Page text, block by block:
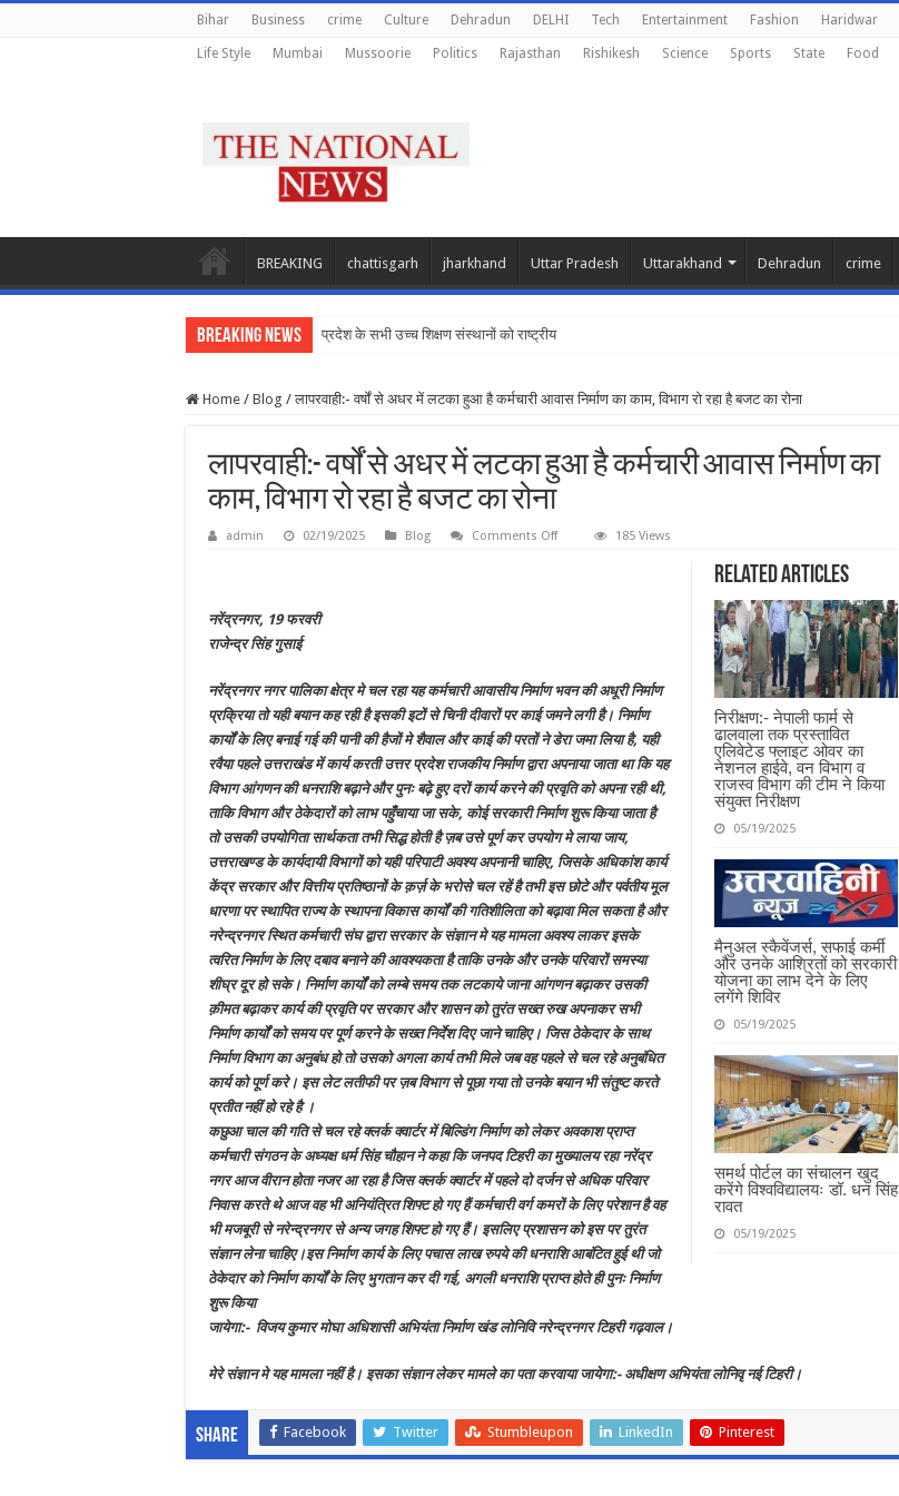
Bihar Business crime Culture Dehradun DELHI Tech Entertainment Fashion Haridwar
Life Style Mumbai Mussoorie Politics Rajasthan Rishikesh Science Sports State Food
BREAKING chattisgarh jharkhand Uttar Pradesh Uttarakhand Dehradun crime
Breaking News प्रदेश के सभी उच्च शिक्षण संस्थानों को राष्ट्रीय शिक्षा नीत
Home / Blog / लापरवाही:- वर्षों से अधर में लटका हुआ है कर्मचारी आवास निर्माण का काम, विभाग रो रहा है बजट का रोना
लापरवाही:- वर्षों से अधर में लटका हुआ है कर्मचारी आवास निर्माण का
काम, विभाग रो रहा है बजट का रोना
admin 02/19/2025 Blog Comments Offon
निर्माण
का
काम,
विभाग
रहा
है
बजट
का
185 Views
Related Articles
निरीक्षण:- नेपाली फार्म से
ढालवाला तक प्रस्तावित
एलिवेटेड फ्लाइट ओवर का
नेशनल हाईवे, वन विभाग व
राजस्व विभाग की टीम ने किया
संयुक्त निरीक्षण
05/19/2025
मैनुअल स्कैवेंजर्स, सफाई कर्मी
और उनके आश्रितों को सरकारी
योजना का लाभ देने के लिए
लगेंगे शिविर
05/19/2025
समर्थ पोर्टल का संचालन खुद
करेंगे विश्वविद्यालयः डॉ. धन सिंह
रावत
05/19/2025
नरेंद्रनगर, 19 फरवरी
राजेन्द्र सिंह गुसाई
नरेंद्रनगर नगर पालिका क्षेत्र मे चल रहा यह कर्मचारी आवासीय निर्माण भवन की अधूरी निर्माण
प्रक्रिया तो यही बयान कह रही है इसकी इटों से चिनी दीवारों पर काई जमने लगी है। निर्माण
कार्यों के लिए बनाई गई की पानी की हैजों मे शैवाल और काई की परतों ने डेरा जमा लिया है, यही
रवैया पहले उत्तराखंड में कार्य करती उत्तर प्रदेश राजकीय निर्माण द्वारा अपनाया जाता था कि यह
विभाग आंगणन की धनराशि बढ़ाने और पुनः बढ़े हुए दरों कार्य करने की प्रवृति को अपना रही थी,
ताकि विभाग और ठेकेदारों को लाभ पहुँचाया जा सके, कोई सरकारी निर्माण शुरू किया जाता है
तो उसकी उपयोगिता सार्थकता तभी सिद्ध होती है ज़ब उसे पूर्ण कर उपयोग मे लाया जाय,
उत्तराखण्ड के कार्यदायी विभागों को यही परिपाटी अवश्य अपनानी चाहिए, जिसके अधिकांश कार्य
केंद्र सरकार और वित्तीय प्रतिष्ठानों के क़र्ज़ के भरोसे चल रहें है तभी इस छोटे और पर्वतीय मूल
धारणा पर स्थापित राज्य के स्थापना विकास कार्यों की गतिशीलिता को बढ़ावा मिल सकता है और
नरेन्द्रनगर स्थित कर्मचारी संघ द्वारा सरकार के संज्ञान मे यह मामला अवश्य लाकर इसके
त्वरित निर्माण के लिए दबाव बनाने की आवश्यकता है ताकि उनके और उनके परिवारों समस्या
शीघ्र दूर हो सके। निर्माण कार्यों को लम्बे समय तक लटकाये जाना आंगणन बढ़ाकर उसकी
क़ीमत बढ़ाकर कार्य की प्रवृति पर सरकार और शासन को तुरंत सख्त रुख अपनाकर सभी
निर्माण कार्यों को समय पर पूर्ण करने के सख्त निर्देश दिए जाने चाहिए। जिस ठेकेदार के साथ
निर्माण विभाग का अनुबंध हो तो उसको अगला कार्य तभी मिले जब वह पहले से चल रहे अनुबंधित
कार्य को पूर्ण करे। इस लेट लतीफी पर ज़ब विभाग से पूछा गया तो उनके बयान भी संतुष्ट करते
प्रतीत नहीं हो रहे है ।
कछुआ चाल की गति से चल रहे क्लर्क क्वार्टर में बिल्डिंग निर्माण को लेकर अवकाश प्राप्त
कर्मचारी संगठन के अध्यक्ष धर्म सिंह चौहान ने कहा कि जनपद टिहरी का मुख्यालय रहा नरेंद्र
नगर आज वीरान होता नजर आ रहा है जिस क्लर्क क्वार्टर में पहले दो दर्जन से अधिक परिवार
निवास करते थे आज वह भी अनियंत्रित शिफ्ट हो गए हैं कर्मचारी वर्ग कमरों के लिए परेशान है वह
भी मजबूरी से नरेन्द्रनगर से अन्य जगह शिफ्ट हो गए हैं। इसलिए प्रशासन को इस पर तुरंत
संज्ञान लेना चाहिए।इस निर्माण कार्य के लिए पचास लाख रुपये की धनराशि आबंटित हुई थी जो
ठेकेदार को निर्माण कार्यों के लिए भुगतान कर दी गई, अगली धनराशि प्राप्त होते ही पुनः निर्माण
शुरू किया
जायेगा:- विजय कुमार मोघा अधिशासी अभियंता निर्माण खंड लोनिवि नरेन्द्रनगर टिहरी गढ़वाल।
मेरे संज्ञान मे यह मामला नहीं है। इसका संज्ञान लेकर मामले का पता करवाया जायेगा:- अधीक्षण अभियंता लोनिवृ नई टिहरी।
Share Facebook Twitter Stumbleupon LinkedIn Pinterest